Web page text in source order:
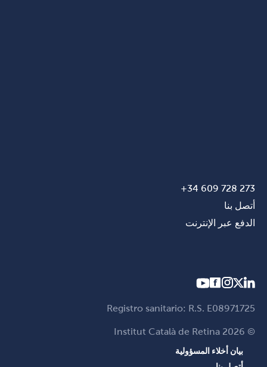
273 728 609 34+
أتصل بنا
الدفع عبر الإنترنت
Registro sanitario: R.S. E08971725
© Institut Català de Retina 2026
بيان أخلاء المسؤولية